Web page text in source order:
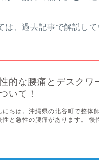
は、過去記事で解説して
的な腰痛とデスクワ
いて！
にちは。沖縄県の北谷町で整体
性と急性の腰痛があります。 慢